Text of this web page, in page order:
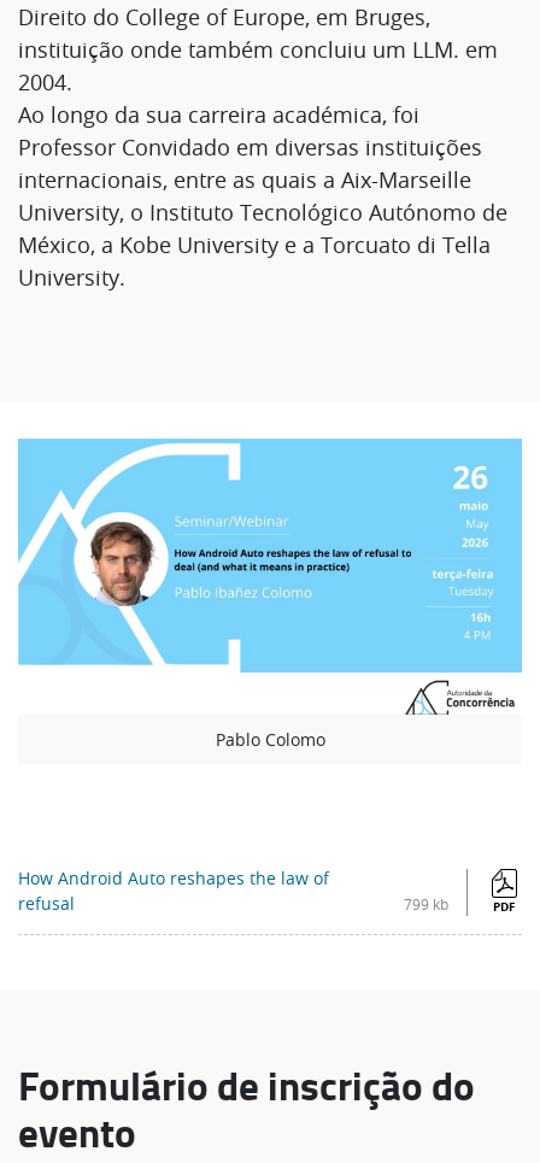
Direito do College of Europe, em Bruges,
instituição onde também concluiu um LLM. em
2004.
Ao longo da sua carreira académica, foi
Professor Convidado em diversas instituições
internacionais, entre as quais a Aix-Marseille
University, o Instituto Tecnológico Autónomo de
México, a Kobe University e a Torcuato di Tella
University.
Pablo Colomo
How Android Auto reshapes the law of
refusal
799 kb PDF
Formulário de inscrição do
evento